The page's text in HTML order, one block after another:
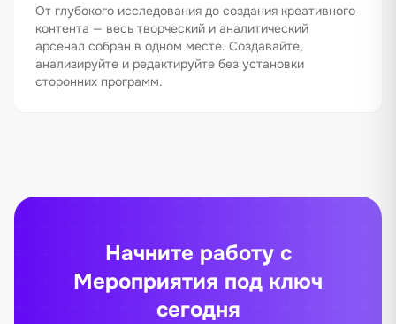
От глубокого исследования до создания креативного
контента — весь творческий и аналитический
арсенал собран в одном месте. Создавайте,
анализируйте и редактируйте без установки
сторонних программ.
Начните работу с
Мероприятия под ключ
сегодня